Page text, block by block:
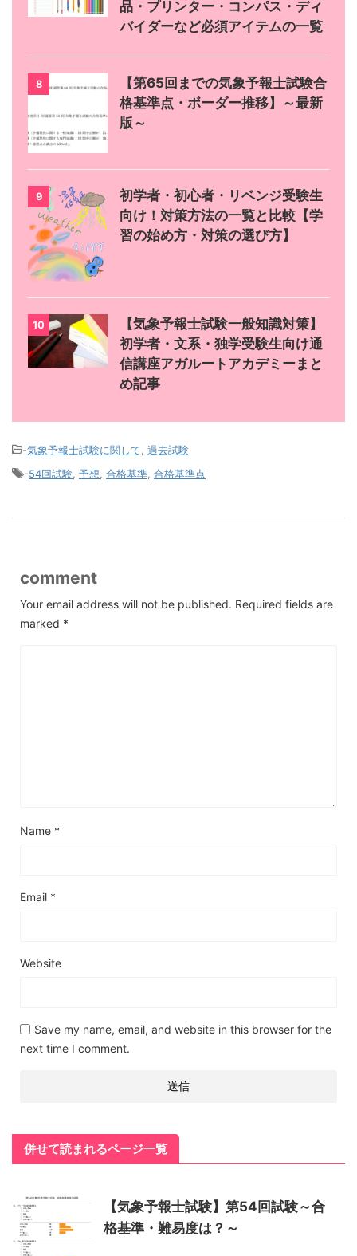
品・プリンター・コンパス・ディ
バイダーなど必須アイテムの一覧
8
【第65回までの気象予報士試験合
格基準点・ボーダー推移】～最新
版～
9
初学者・初心者・リベンジ受験生
向け！対策方法の一覧と比較【学
習の始め方・対策の選び方】
10
【気象予報士試験一般知識対策】
初学者・文系・独学受験生向け通
信講座アガルートアカデミーまと
め記事
-気象予報士試験に関して, 過去試験
-54回試験, 予想, 合格基準, 合格基準点
comment
Your email address will not be published. Required fields are
marked *
Name *
Email *
Website
Save my name, email, and website in this browser for the
next time I comment.
併せて読まれるページ一覧
【気象予報士試験】第54回試験～合
格基準・難易度は？～